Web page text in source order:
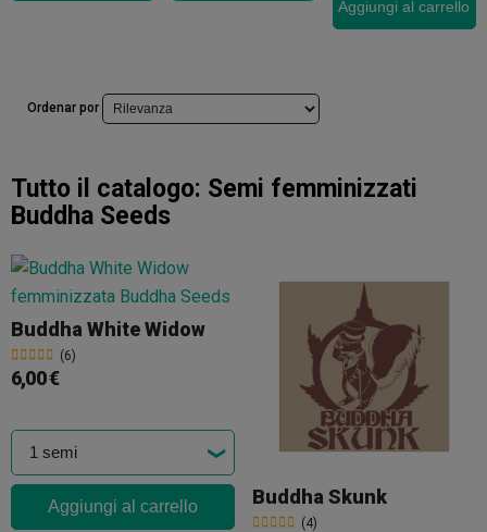
Aggiungi al carrello
Ordenar por
Tutto il catalogo: Semi femminizzati
Buddha Seeds
Buddha White Widow
(6)
6,00 €
Aggiungi al carrello Buddha Skunk
(4)